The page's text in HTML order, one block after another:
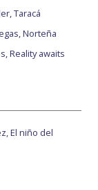
Taracá
Norteña
Reality awaits
El niño del